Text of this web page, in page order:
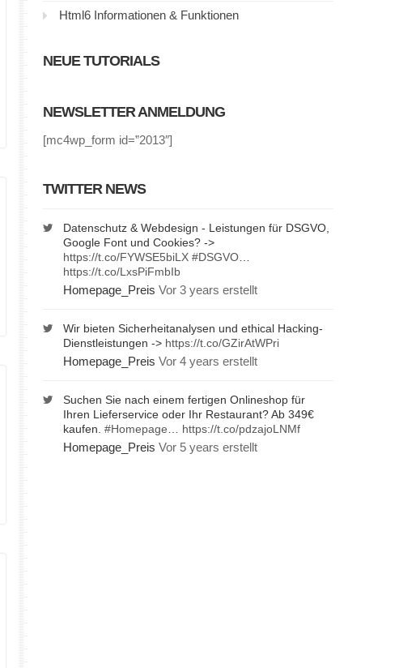
Html6 Informationen & Funktionen
NEUE TUTORIALS
NEWSLETTER ANMELDUNG
[mc4wp_form id=”2013″]
TWITTER NEWS
Datenschutz & Webdesign - Leistungen für DSGVO,
Google Font und Cookies? ->
https://t.co/FYWSE5biLX #DSGVO…
https://t.co/LxsPiFmbIb
Homepage_Preis Vor 3 years erstellt
Wir bieten Sicherheitanalysen und ethical Hacking-
Dienstleistungen -> https://t.co/GZirAtWPri
Homepage_Preis Vor 4 years erstellt
Suchen Sie nach einem fertigen Onlineshop für
Ihren Lieferservice oder Ihr Restaurant? Ab 349€
kaufen. #Homepage https://t.co/pdzajoLNMf
Homepage_Preis Vor 5 years erstellt